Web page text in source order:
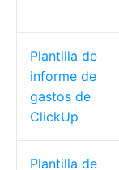
Plantilla de
informe de
gastos de
ClickUp
Plantilla de